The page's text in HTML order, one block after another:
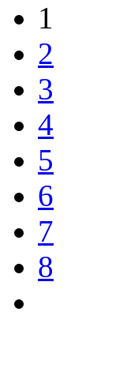
1
2
3
4
5
6
7
8